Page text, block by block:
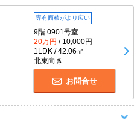
専有面積がより広い
9階 0901号室
20万円 / 10,000円
1LDK / 42.06㎡
北東向き
お問合せ